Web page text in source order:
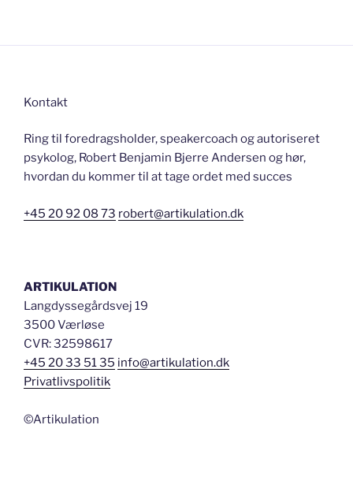
Kontakt
Ring til foredragsholder, speakercoach og autoriseret
psykolog, Robert Benjamin Bjerre Andersen og hør,
hvordan du kommer til at tage ordet med succes
+45 20 92 08 73 robert@artikulation.dk
ARTIKULATION
Langdyssegårdsvej 19
3500 Værløse
CVR: 32598617
+45 20 33 51 35 info@artikulation.dk
Privatlivspolitik
©Artikulation